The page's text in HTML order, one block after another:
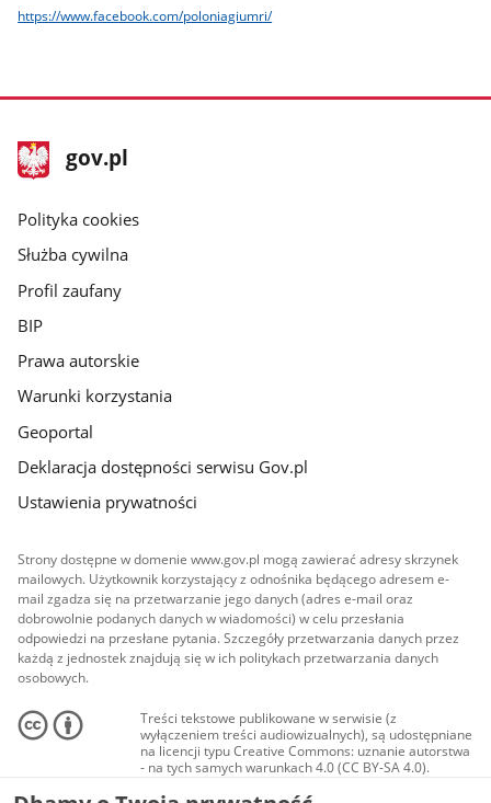
https://www.facebook.com/poloniagiumri/
stopka
gov.pl
Strona
gov.pl
gov.pl
Polityka cookies
Służba cywilna
Profil zaufany
BIP
Prawa autorskie
Warunki korzystania
Geoportal
Deklaracja dostępności serwisu Gov.pl
Ustawienia prywatności
Strony dostępne w domenie www.gov.pl mogą zawierać adresy skrzynek
mailowych. Użytkownik korzystający z odnośnika będącego adresem e-
mail zgadza się na przetwarzanie jego danych (adres e-mail oraz
dobrowolnie podanych danych w wiadomości) w celu przesłania
odpowiedzi na przesłane pytania. Szczegóły przetwarzania danych przez
każdą z jednostek znajdują się w ich politykach przetwarzania danych
osobowych.
Treści tekstowe publikowane w serwisie (z
wyłączeniem treści audiowizualnych), są udostępniane
na licencji typu Creative Commons: uznanie autorstwa
- na tych samych warunkach 4.0 (CC BY-SA 4.0).
Materiały audiowizualne, w tym zdjęcia, materiały